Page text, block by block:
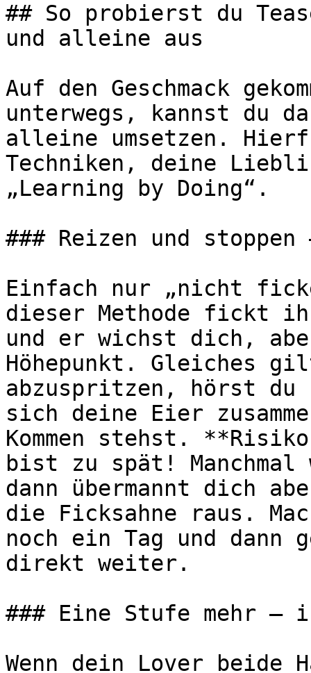
## So probierst du
und alleine aus
Auf den Geschmack
unterwegs, kannst du
alleine umsetzen.
Techniken, deine
„Learning by Doing“.
### Reizen und
Einfach nur „nicht
dieser Methode fickt
und er wichst dich,
Höhepunkt. Gleiches
abzuspritzen, hörst du
sich deine Eier
Kommen stehst.
bist zu spät!
dann übermannt dich
die Ficksahne raus.
noch ein Tag und dann
direkt weiter.
### Eine Stufe mehr –
Wenn dein Lover